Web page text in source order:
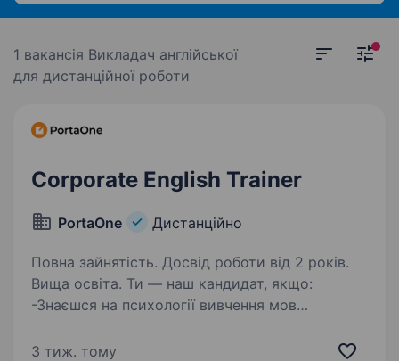
1 вакансія Викладач англійської
для дистанційної роботи
Corporate English Trainer
PortaOne Дистанційно
Повна зайнятість. Досвід роботи від 2 років.
Вища освіта. Ти — наш кандидат, якщо:
-Знаєшся на психології вивчення мов
дискутуєш на будь-які теми: від філософії
3 тиж. тому